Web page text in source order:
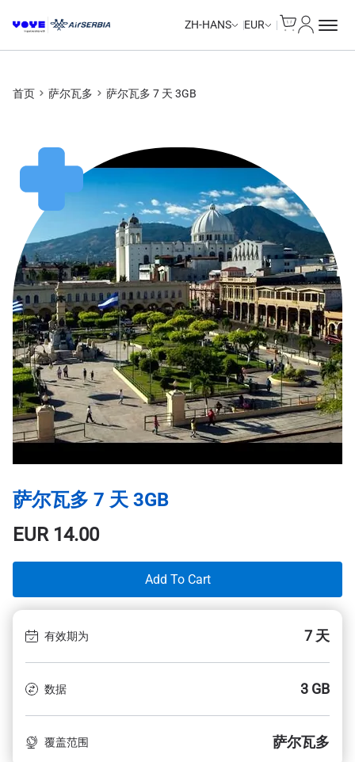
ZH-HANS EUR
首页 萨尔瓦多 萨尔瓦多 7 天 3GB
萨尔瓦多 7 天 3GB
EUR14.00
Add To Cart
有效期为 7 天
数据 3 GB
覆盖范围 萨尔瓦多